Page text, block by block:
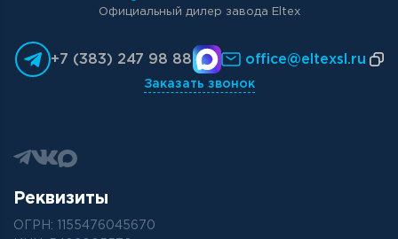
Официальный дилер завода Eltex
+7 (383) 247 98 88
Заказать звонок
office@eltexsl.ru
Реквизиты
ОГРН: 1155476045670